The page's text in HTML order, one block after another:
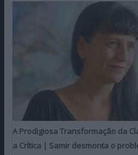
A Prodigiosa Transformação da
a Crítica | Samir desmonta o